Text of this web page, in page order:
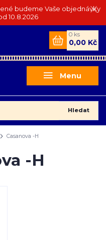
budeme Vaše objednávky
10.8.2026
Menu
Hledat
0 ks
0,00 Kč
Casanova -H
-H